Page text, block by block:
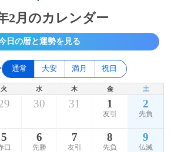
2月のカレンダー
日の暦と運勢を見る
通常 大安 満月 祝日
火 水 木 金 土
30 31 1
友引
2
先負
5
口
6
先勝
7
友引
8
先負
9
仏滅